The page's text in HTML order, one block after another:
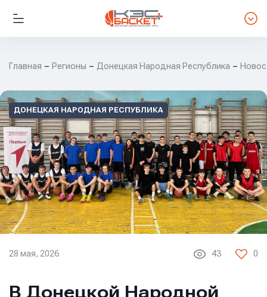
Главная Регионы Донецкая Народная Республика
ДОНЕЦКАЯ НАРОДНАЯ РЕСПУБЛИКА
28 мая, 2026 43 0
В Донецкой Народной